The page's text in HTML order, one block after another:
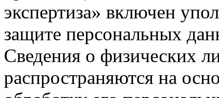
экспертиза» включен
защите персональных
Сведения о физических
распространяются на